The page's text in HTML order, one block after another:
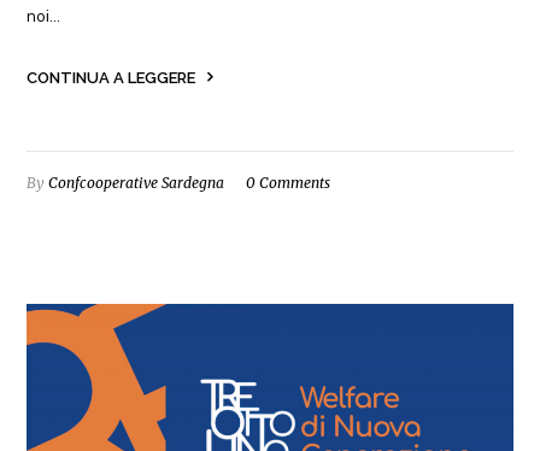
noi…
CONTINUA A LEGGERE
ByConfcooperative Sardegna 0 Comments